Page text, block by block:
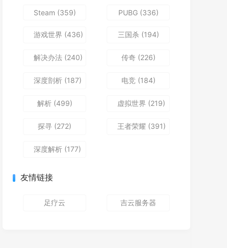
Steam (359) PUBG(336)
游戏世界 (436) 三国杀(194)
解决办法 (240) 传奇(226)
深度剖析 (187) 电竞(184)
解析(499) 虚拟世界 (219)
探寻 (272) 王者荣耀 (391)
深度解析 (177)
友情链接
足疗云 吉云服务器